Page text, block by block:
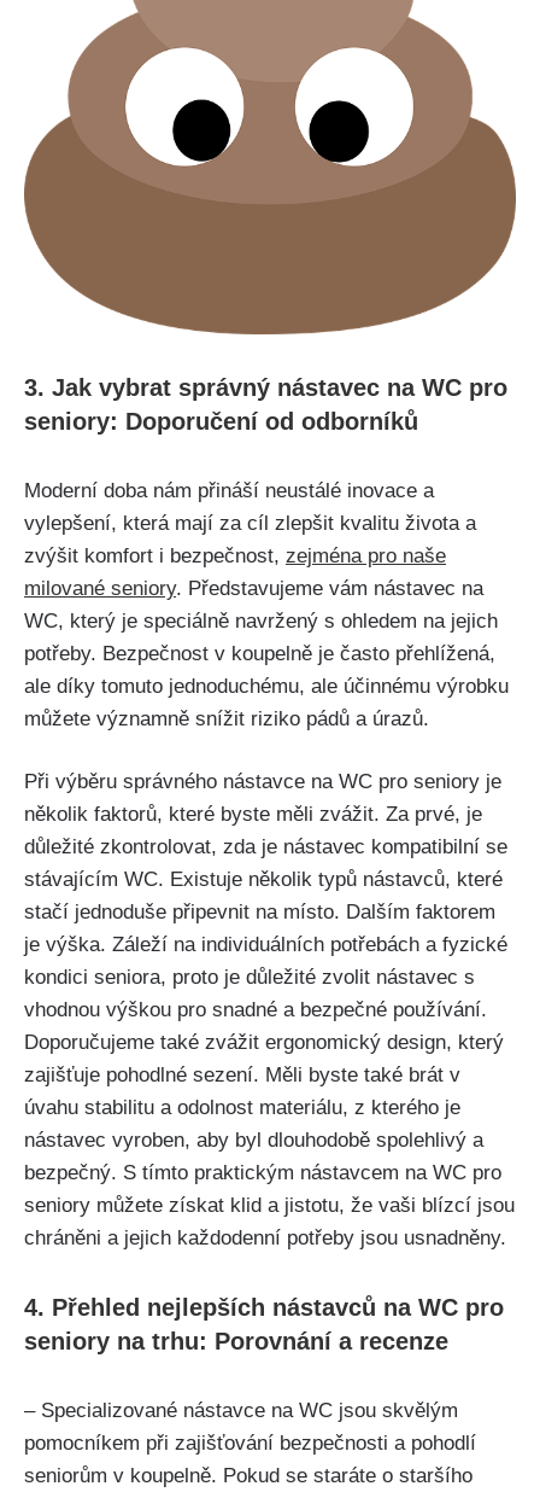
3. Jak vybrat správný nástavec na WC pro
seniory: Doporučení od odborníků
Moderní doba nám přináší neustálé inovace a
vylepšení, která mají za cíl zlepšit kvalitu života a
zvýšit komfort i bezpečnost, zejména pro naše
milované seniory. Představujeme vám nástavec na
WC, který je speciálně navržený s ohledem na jejich
potřeby. Bezpečnost v koupelně je často přehlížená,
ale díky tomuto jednoduchému, ale účinnému výrobku
můžete významně snížit riziko pádů a úrazů.
Při výběru správného nástavce na WC pro seniory je
několik faktorů, které byste měli zvážit. Za prvé, je
důležité zkontrolovat, zda je nástavec kompatibilní se
stávajícím WC. Existuje několik typů nástavců, které
stačí jednoduše připevnit na místo. Dalším faktorem
je výška. Záleží na individuálních potřebách a fyzické
kondici seniora, proto je důležité zvolit nástavec s
vhodnou výškou pro snadné a bezpečné používání.
Doporučujeme také zvážit ergonomický design, který
zajišťuje pohodlné sezení. Měli byste také brát v
úvahu stabilitu a odolnost materiálu, z kterého je
nástavec vyroben, aby byl dlouhodobě spolehlivý a
bezpečný. S tímto praktickým nástavcem na WC pro
seniory můžete získat klid a jistotu, že vaši blízcí jsou
chráněni a jejich každodenní potřeby jsou usnadněny.
4. Přehled nejlepších nástavců na WC pro
seniory na trhu: Porovnání a recenze
– Specializované nástavce na WC jsou skvělým
pomocníkem při zajišťování bezpečnosti a pohodlí
seniorům v koupelně. Pokud se staráte o staršího